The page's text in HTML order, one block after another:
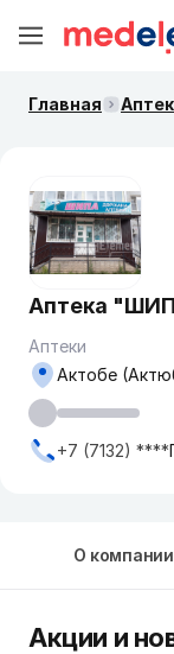
Главная
Аптека
Аптеки
Актобе
+7 (7132) ****
О компании
Акции и